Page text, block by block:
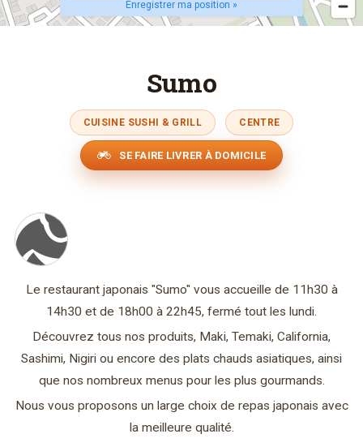
Enregistrer ma position »
Sumo
CUISINE SUSHI & GRILL CENTRE
SE FAIRE LIVRER À DOMICILE
Le restaurant japonais "Sumo" vous accueille de 11h30 à
14h30 et de 18h00 à 22h45, fermé tout les lundi.
Découvrez tous nos produits, Maki, Temaki, California,
Sashimi, Nigiri ou encore des plats chauds asiatiques, ainsi
que nos nombreux menus pour les plus gourmands.
Nous vous proposons un large choix de repas japonais avec
la meilleure qualité.